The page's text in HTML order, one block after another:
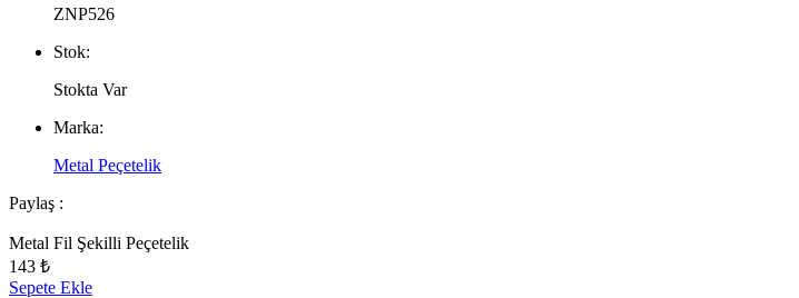
ZNP526
Stok:
Stokta Var
Marka:
Metal Peçetelik
Paylaş :
Metal Fil Şekilli Peçetelik
143 ₺
Sepete Ekle